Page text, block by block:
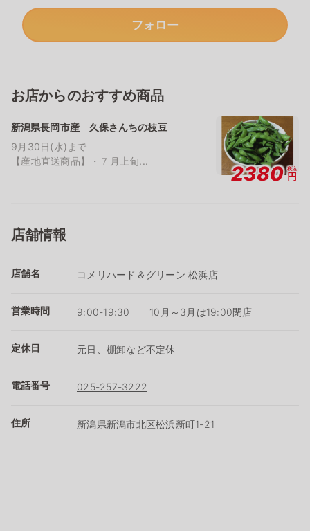
フォロー
お店からのおすすめ商品
新潟県長岡市産 久保さんちの枝豆
9月30日(水)まで
【産地直送商品】・７月上旬...
2380 税込
円
店舗情報
店舗名 コメリハード＆グリーン 松浜店
営業時間 9:00-19:30 10月～3月は19:00閉店
定休日 元日、棚卸など不定休
電話番号 025-257-3222
住所 新潟県新潟市北区松浜新町1-21